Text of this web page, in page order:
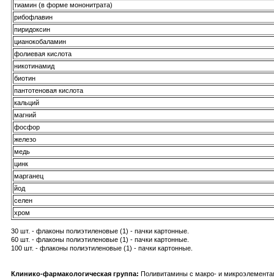
тиамин (в форме мононитрата)
рибофлавин
пиридоксин
цианокобаламин
фолиевая кислота
никотинамид
биотин
пантотеновая кислота
кальций
магний
фосфор
железо
медь
цинк
марганец
йод
селен
хром
30 шт. - флаконы полиэтиленовые (1) - пачки картонные.
60 шт. - флаконы полиэтиленовые (1) - пачки картонные.
100 шт. - флаконы полиэтиленовые (1) - пачки картонные.
Клинико-фармакологическая группа: Поливитамины с макро- и